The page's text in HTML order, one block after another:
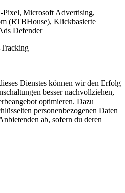
Pixel, Microsoft Advertising,
(RTBHouse), Klickbasierte
Defender
Dienstes können wir den Erfolg
besser nachvollziehen,
optimieren. Dazu
personenbezogenen Daten
ab, sofern du deren